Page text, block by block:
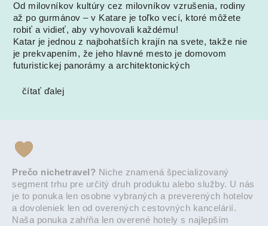
Od milovníkov kultúry cez milovníkov vzrušenia, rodiny
až po gurmánov – v Katare je toľko vecí, ktoré môžete
robiť a vidieť, aby vyhovovali každému!
Katar je jednou z najbohatších krajín na svete, takže nie
je prekvapením, že jeho hlavné mesto je domovom
futuristickej panorámy a architektonických
čítať ďalej
Prečo nichetravel? Niche znamená špecializovaný
segment trhu pre určitý druh produktu alebo služby. U nás
je to ponuka len osobne vybraných a preverených hotelov
a dovoleniek len od overených cestovných kancelárií.
Naša ponuka zahŕňa len overené hotely s najlepším